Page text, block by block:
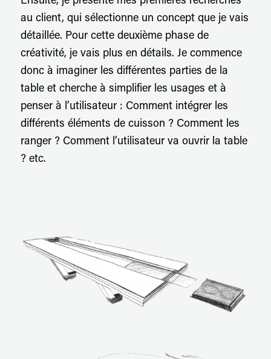
au client, qui sélectionne un concept que je vais
détaillée. Pour cette deuxième phase de
créativité, je vais plus en détails. Je commence
donc à imaginer les différentes parties de la
table et cherche à simplifier les usages et à
penser à l’utilisateur : Comment intégrer les
différents éléments de cuisson ? Comment les
ranger ? Comment l’utilisateur va ouvrir la table
? etc.